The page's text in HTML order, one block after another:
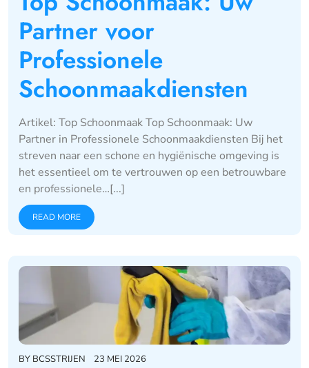
Partner voor
Professionele
Schoonmaakdiensten
Artikel: Top Schoonmaak Top Schoonmaak: Uw
Partner in Professionele Schoonmaakdiensten Bij het
streven naar een schone en hygiënische omgeving is
het essentieel om te vertrouwen op een betrouwbare
en professionele…[...]
READ MORE
BY BCSSTRIJEN 23 MEI 2026